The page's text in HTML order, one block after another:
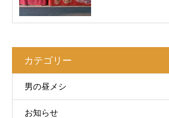
カテゴリー
男の昼メシ
お知らせ